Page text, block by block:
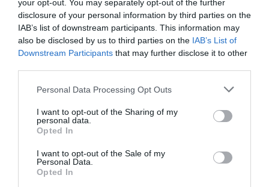
your opt-out. You may separately opt-out of the further
disclosure of your personal information by third parties on the
IAB’s list of downstream participants. This information may
also be disclosed by us to third parties on the IAB’s List of
Downstream Participants that may further disclose it to other
Personal Data Processing Opt Outs
I want to opt-out of the Sharing of my
personal data.
Opted In
I want to opt-out of the Sale of my
Personal Data.
Opted In
CHECK LASTa commenté l'article :
Airbus doit accélérer avec 90 avions par mois
nécessaires pour atteindre son objectif
billet avion Low cost wizz air